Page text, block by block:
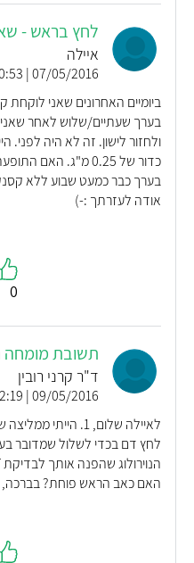
לחץ בראש -
איילה
07/05/2016 | 10:53
ביומיים האחרונים שאני
בערך שעתיים/שלוש לאחר
ולחזור לישון. זה לא היה לפני.
כדור של 0.25 מ"ג.
בערך כבר כמעט שבוע ללא
אודה לעזרתך :-)
0
תשובת מומחה
ד"ר קרני רובין
09/05/2016 | 22:19
לאיילה שלום, 1.
האם כאב הראש פוחת? בברכה,